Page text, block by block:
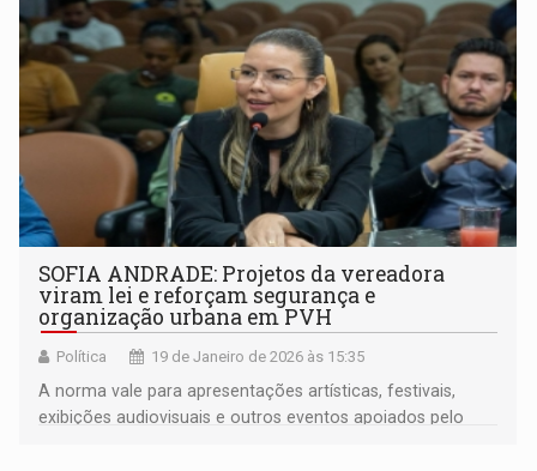
SOFIA ANDRADE: Projetos da vereadora
viram lei e reforçam segurança e
organização urbana em PVH
Política 19 de Janeiro de 2026 às 15:35
A norma vale para apresentações artísticas, festivais,
exibições audiovisuais e outros eventos apoiados pelo